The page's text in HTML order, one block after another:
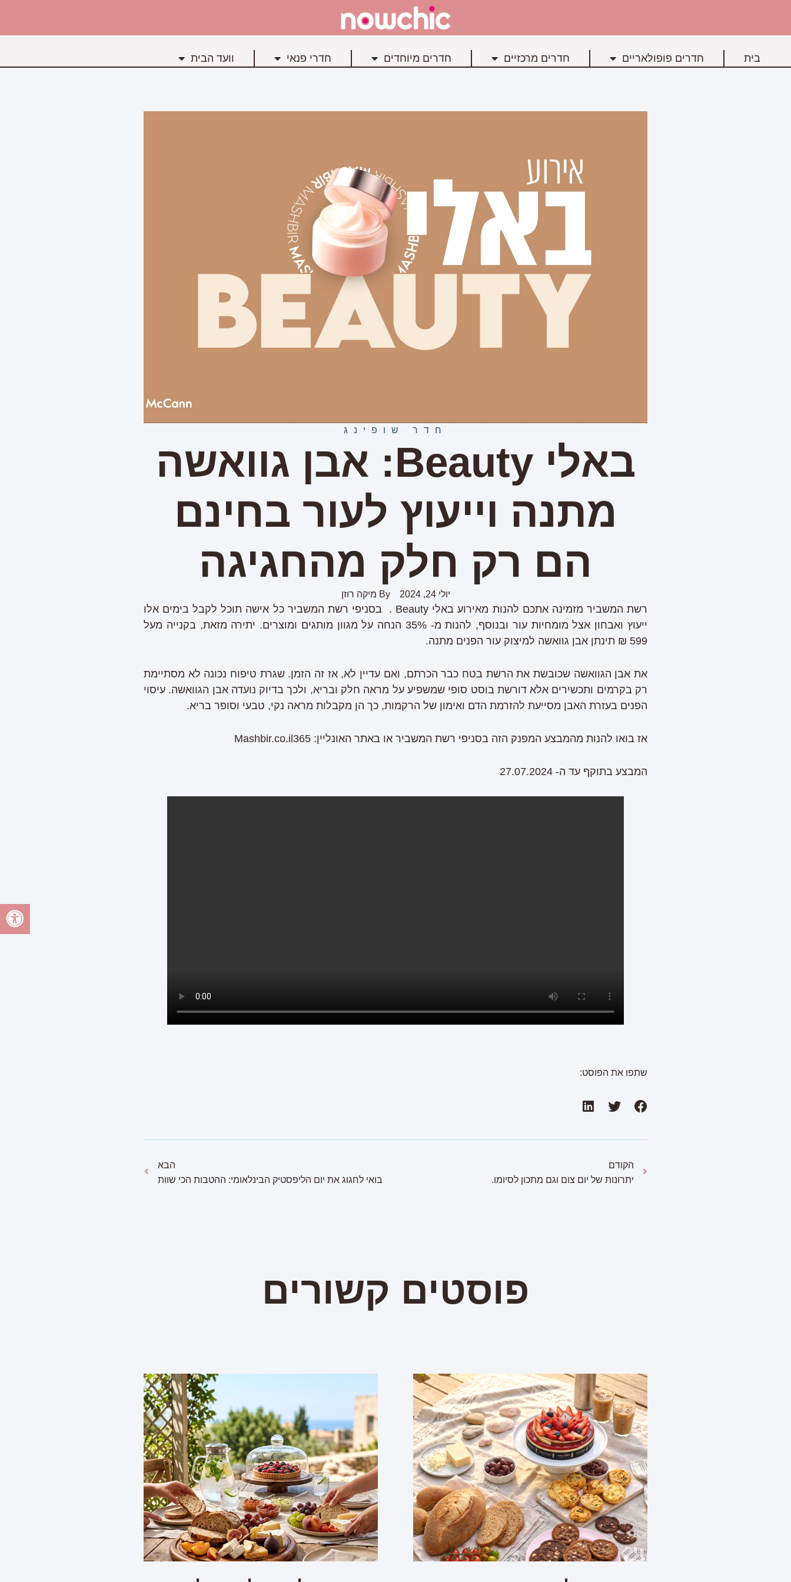
בית חדרים פופולאריים חדרים מרכזיים חדרים מיוחדים חדרי פנאי וועד הבית
חדר שופינג
באלי Beauty: אבן גוואשה
מתנה וייעוץ לעור בחינם
הם רק חלק מהחגיגה
יולי 24, 2024 By מיקה רוזן
רשת המשביר מזמינה אתכם להנות מאירוע באלי Beauty . בסניפי רשת המשביר כל אישה תוכל לקבל בימים אלו
ייעוץ ואבחון אצל מומחיות עור ובנוסף, להנות מ- 35% הנחה על מגוון מותגים ומוצרים. יתירה מזאת, בקנייה מעל
599 ₪ תינתן אבן גוואשה למיצוק עור הפנים מתנה.
את אבן הגוואשה שכובשת את הרשת בטח כבר הכרתם, ואם עדיין לא, אז זה הזמן. שגרת טיפוח נכונה לא מסתיימת
רק בקרמים ותכשירים אלא דורשת בוסט סופי שמשפיע על מראה חלק ובריא, ולכך בדיוק נועדה אבן הגוואשה. עיסוי
הפנים בעזרת האבן מסייעת להזרמת הדם ואימון של הרקמות, כך הן מקבלות מראה נקי, טבעי וסופר בריא.
אז בואו להנות מהמבצע המפנק הזה בסניפי רשת המשביר או באתר האונליין: Mashbir.co.il365
המבצע בתוקף עד ה- 27.07.2024
שתפו את הפוסט:
הקודם
יתרונות של יום צום וגם מתכון לסיומו.
הבא
בואי לחגוג את יום הליפסטיק הבינלאומי: ההטבות הכי שוות
פוסטים קשורים